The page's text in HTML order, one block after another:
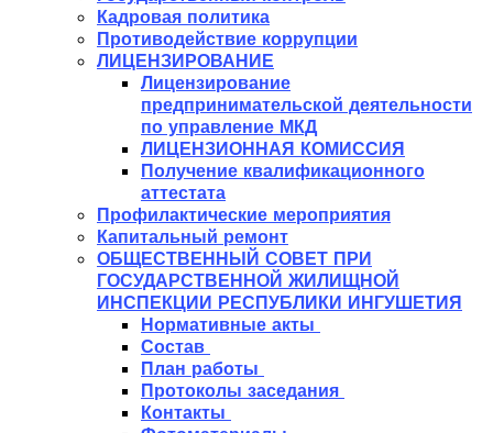
Кадровая политика
Противодействие коррупции
ЛИЦЕНЗИРОВАНИЕ
Лицензирование
предпринимательской деятельности
по управление МКД
ЛИЦЕНЗИОННАЯ КОМИССИЯ
Получение квалификационного
аттестата
Профилактические мероприятия
Капитальный ремонт
ОБЩЕСТВЕННЫЙ СОВЕТ ПРИ
ГОСУДАРСТВЕННОЙ ЖИЛИЩНОЙ
ИНСПЕКЦИИ РЕСПУБЛИКИ ИНГУШЕТИЯ
Нормативные акты
Состав
План работы
Протоколы заседания
Контакты